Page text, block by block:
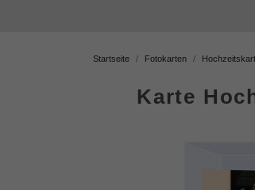
Startseite Fotokarten
Karte